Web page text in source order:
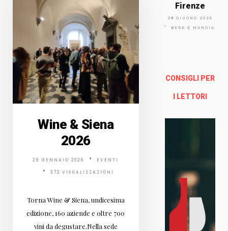
Wine & Siena
2026
28 GENNAIO 2026 EVENTI
372 VISUALIZZAZIONI
Torna Wine & Siena, undicesima
edizione, 160 aziende e oltre 700
vini da degustare.Nella sede
Firenze
28 GIUGNO 2026
BERE E MANGIARE
CONSIGLI PER
I LETTORI
Via
Arno
nze
Enoteca Online e al dettaglio